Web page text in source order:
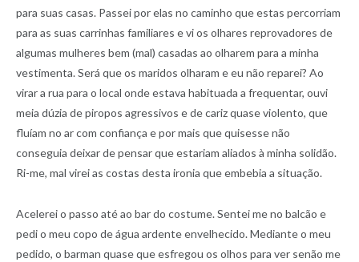
para suas casas. Passei por elas no caminho que estas percorriam
para as suas carrinhas familiares e vi os olhares reprovadores de
algumas mulheres bem (mal) casadas ao olharem para a minha
vestimenta. Será que os maridos olharam e eu não reparei? Ao
virar a rua para o local onde estava habituada a frequentar, ouvi
meia dúzia de piropos agressivos e de cariz quase violento, que
fluíam no ar com confiança e por mais que quisesse não
conseguia deixar de pensar que estariam aliados à minha solidão.
Ri-me, mal virei as costas desta ironia que embebia a situação.
Acelerei o passo até ao bar do costume. Sentei me no balcão e
pedi o meu copo de água ardente envelhecido. Mediante o meu
pedido, o barman quase que esfregou os olhos para ver senão me